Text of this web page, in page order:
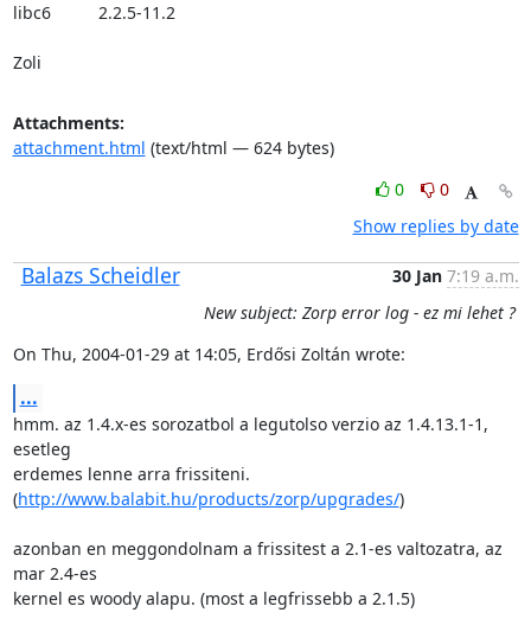
libc6          2.2.5-11.2
Zoli
Attachments:
attachment.html (text/html — 624 bytes)
0
0
Show replies by date
Balazs Scheidler 30 Jan 7:19 a.m.
New subject: Zorp error log - ez mi lehet ?
On Thu, 2004-01-29 at 14:05, Erdősi Zoltán wrote:
...
hmm. az 1.4.x-es sorozatbol a legutolso verzio az 1.4.13.1-1,
esetleg
erdemes lenne arra frissiteni.
(http://www.balabit.hu/products/zorp/upgrades/)
azonban en meggondolnam a frissitest a 2.1-es valtozatra, az
mar 2.4-es
kernel es woody alapu. (most a legfrissebb a 2.1.5)